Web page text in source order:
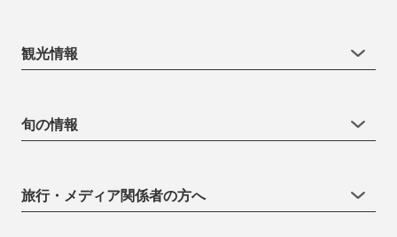
観光情報
旬の情報
旅行・メディア関係者の方へ